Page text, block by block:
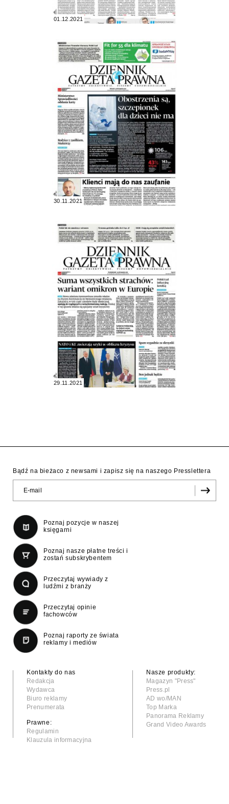
01.12.2021
30.11.2021
29.11.2021
Bądź na bieżaco z newsami i zapisz się na naszego Presslettera
Poznaj pozycje w naszej
księgarni
Poznaj nasze płatne treści i
zostań subskrybentem
Przeczytaj wywiady z
ludźmi z branży
Przeczytaj opinie
fachowców
Poznaj raporty ze świata
reklamy i mediów
Kontakty do nas
Redakcja
Wydawca
Biuro reklamy
Prenumerata
Prawne:
Regulamin
Klauzula informacyjna
Nasze produkty:
Magazyn "Press"
Press.pl
AD wo/MAN
Top Marka
Panorama Reklamy
Grand Video Awards